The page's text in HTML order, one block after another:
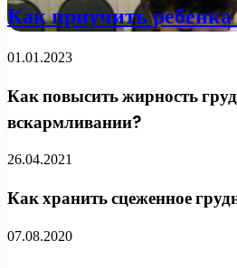
Как приучить ребенка
01.01.2023
Как повысить жирность
вскармливании?
26.04.2021
Как хранить сцеженное
07.08.2020